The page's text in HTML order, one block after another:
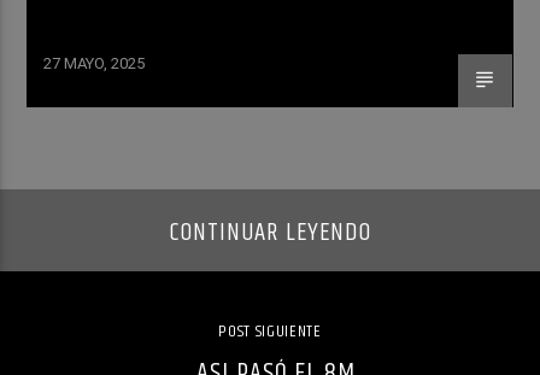
27 MAYO, 2025
CONTINUAR LEYENDO
POST SIGUIENTE